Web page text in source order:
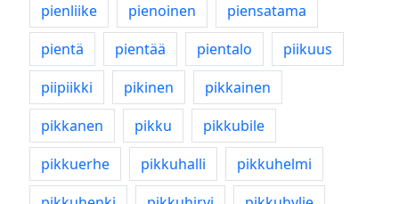
pienliike
pienoinen
piensatama
pientä
pientää pientalo
piikuus
piipiikki
pikinen
pikkainen
pikkanen
pikku
pikkubile
pikkuerhe
pikkuhalli
pikkuhelmi